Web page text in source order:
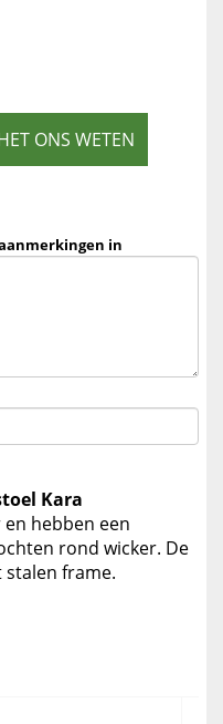
ONS WETEN
in
Kara
hebben een
rond wicker. De
stalen frame.